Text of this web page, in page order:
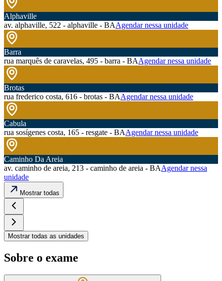
Alphaville
av. alphaville, 522 - alphaville - BAAgendar nessa unidade
Barra
rua marquês de caravelas, 495 - barra - BAAgendar nessa unidade
Brotas
rua frederico costa, 616 - brotas - BAAgendar nessa unidade
Cabula
rua sosígenes costa, 165 - resgate - BAAgendar nessa unidade
Caminho Da Areia
av. caminho de areia, 213 - caminho de areia - BAAgendar nessa
unidade
Mostrar todas
Mostrar todas as unidades
Sobre o exame